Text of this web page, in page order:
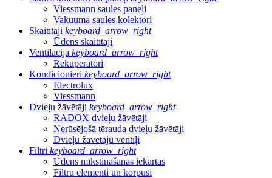
Viessmann saules paneļi
Vakuuma saules kolektori
Skaitītāji keyboard_arrow_right
Ūdens skaitītāji
Ventilācija keyboard_arrow_right
Rekuperātori
Kondicionieri keyboard_arrow_right
Electrolux
Viessmann
Dvieļu žāvētāji keyboard_arrow_right
RADOX dvieļu žāvētāji
Nerūsējošā tērauda dvieļu žāvētāji
Dvieļu žāvētāju ventīļi
Filtri keyboard_arrow_right
Ūdens mīkstināšanas iekārtas
Filtru elementi un korpusi